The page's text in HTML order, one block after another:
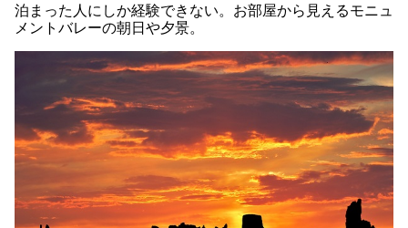
泊まった人にしか経験できない。お部屋から見えるモニュ
メントバレーの朝日や夕景。